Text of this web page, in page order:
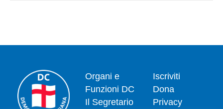
Organi e
Funzioni DC
Il Segretario
Iscriviti
Dona
Privacy